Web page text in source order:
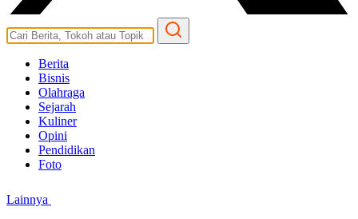
Berita
Bisnis
Olahraga
Sejarah
Kuliner
Opini
Pendidikan
Foto
Lainnya